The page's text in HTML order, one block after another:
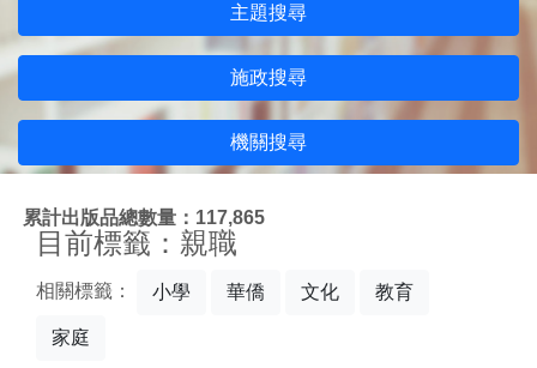
主題搜尋
施政搜尋
機關搜尋
累計出版品總數量：117,865
目前標籤：親職
相關標籤： 小學 華僑 文化 教育
家庭